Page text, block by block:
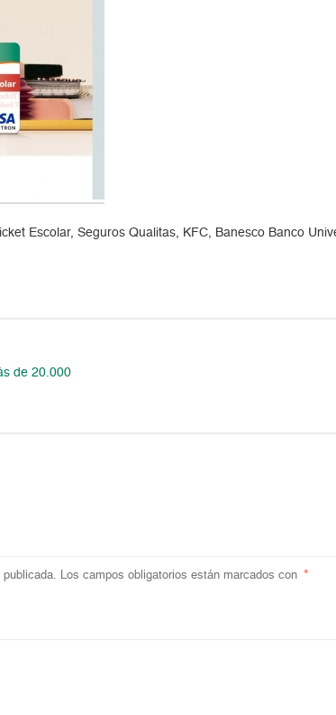
Escolar, Seguros Qualitas, KFC, Banesco Banco
de 20.000
publicada. Los campos obligatorios están marcados con *